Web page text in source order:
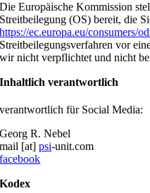
Die Europäische Kommission
Streitbeilegung (OS) bereit, die
https://ec.europa.eu/consumers/
Streitbeilegungsverfahren vor
wir nicht verpflichtet und nicht
Inhaltlich verantwortlich
verantwortlich für Social Media:
Georg R. Nebel
mail [at]psi-unit.com
facebook
Kodex